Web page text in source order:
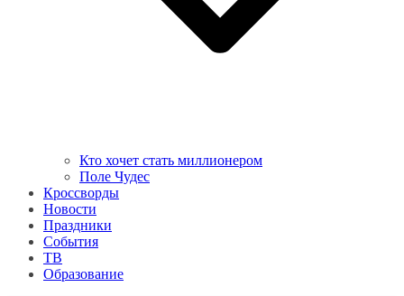
Кто хочет стать миллионером
Поле Чудес
Кроссворды
Новости
Праздники
События
ТВ
Образование